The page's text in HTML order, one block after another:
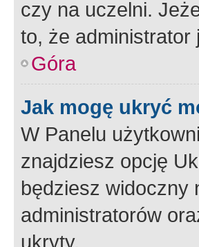
czy na uczelni.
to, że administrator
Góra
Jak mogę ukryć
W Panelu
znajdziesz opcję
będziesz widoczny
administratorów
ukryty.